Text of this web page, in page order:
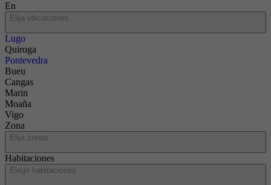
En
Elija ubicaciones
Lugo
Quiroga
Pontevedra
Bueu
Cangas
Marin
Moaña
Vigo
Zona
Elija zonas
Habitaciones
Elegir habitaciones